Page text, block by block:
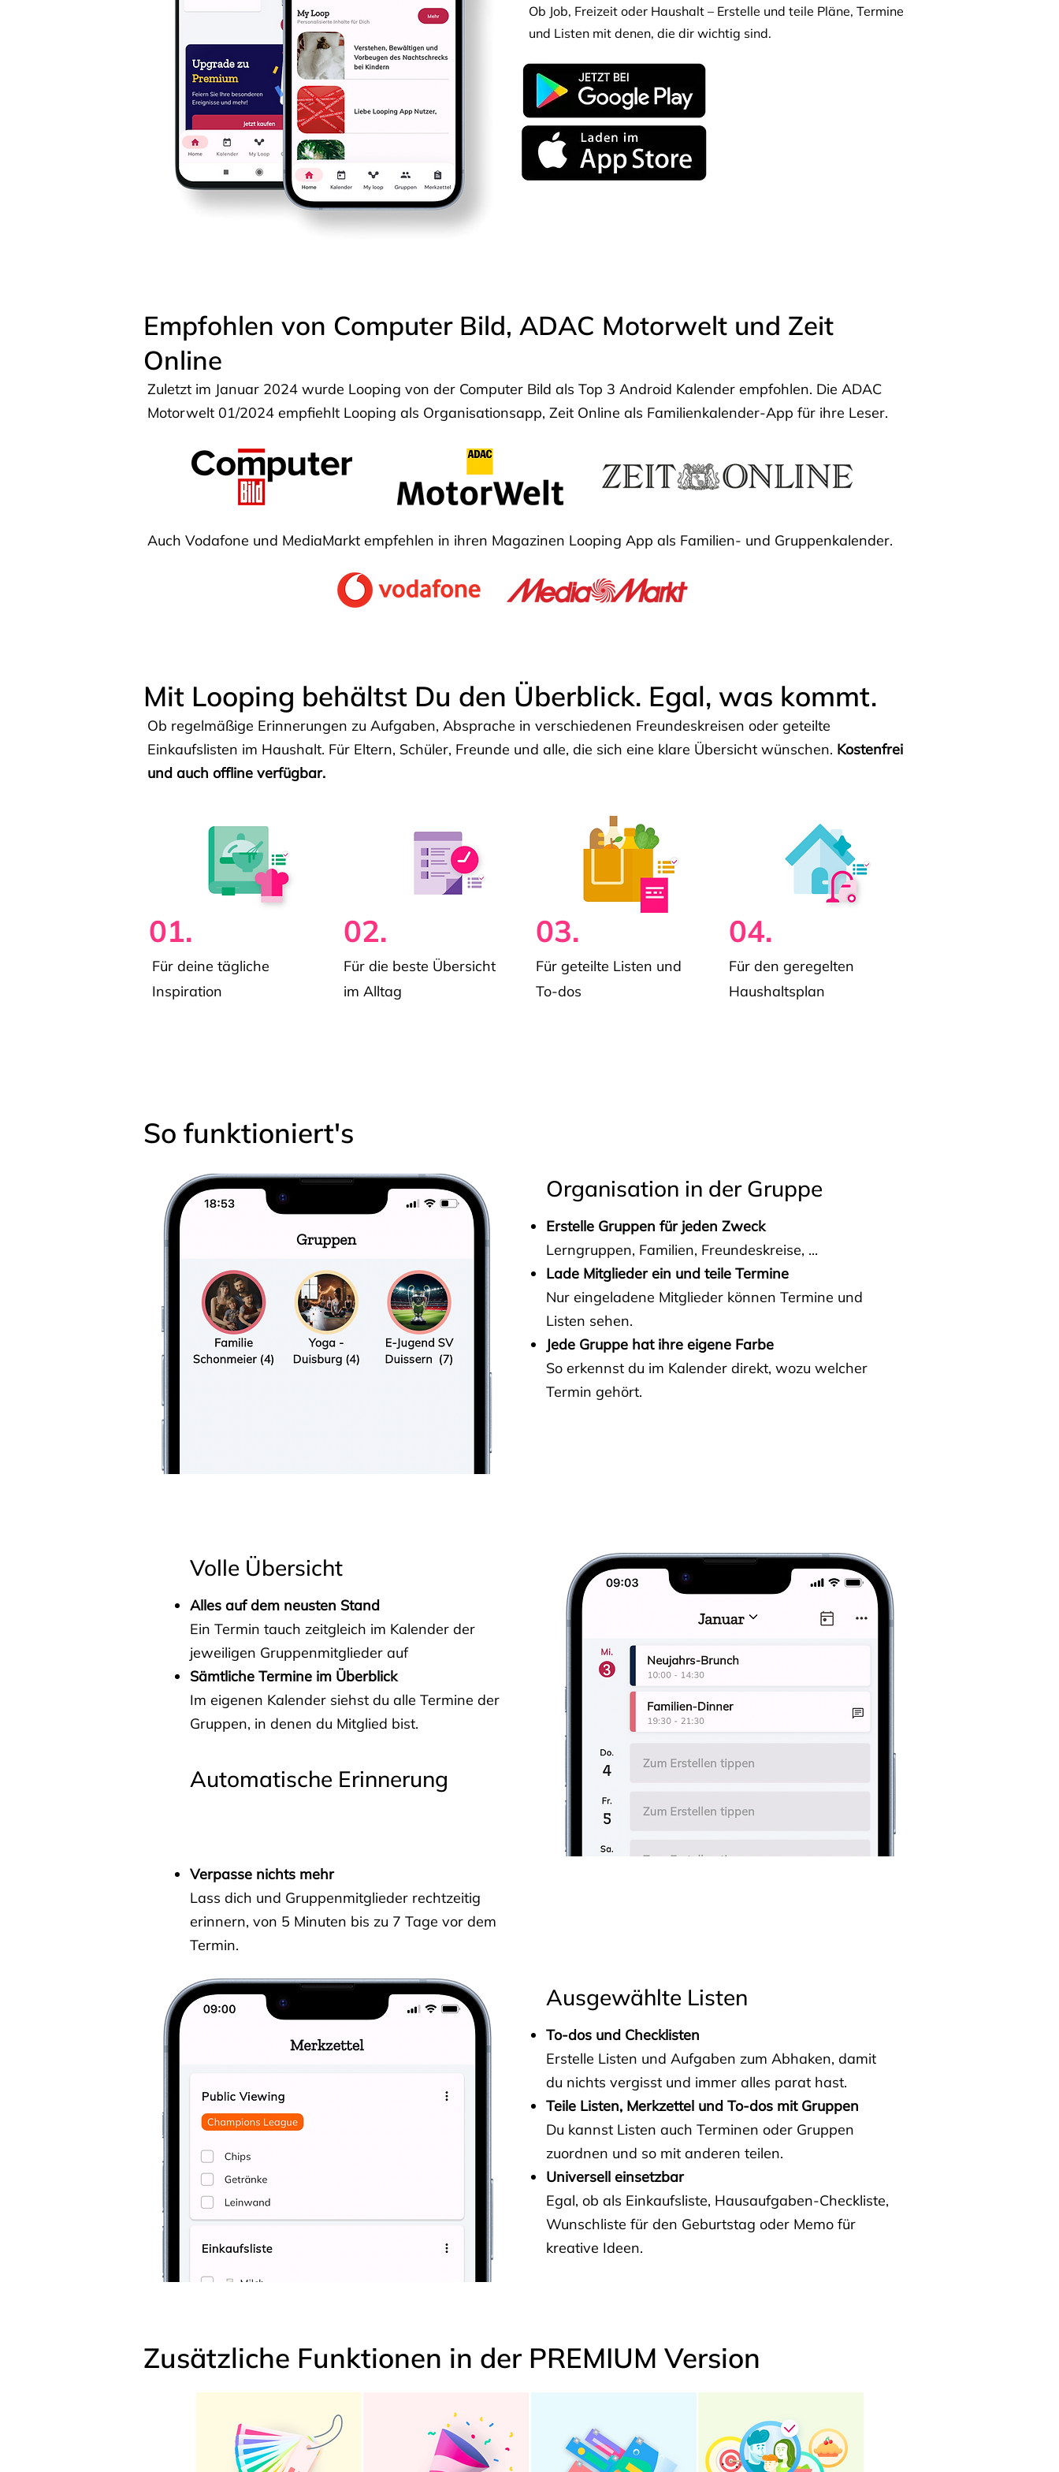
Ob Job, Freizeit oder Haushalt – Erstelle und teile Pläne, Termine
und Listen mit denen, die dir wichtig sind.
Empfohlen von Computer Bild, ADAC Motorwelt und Zeit
Online
Zuletzt im Januar 2024 wurde Looping von der Computer Bild als Top 3 Android Kalender empfohlen. Die ADAC
Motorwelt 01/2024 empfiehlt Looping als Organisationsapp, Zeit Online als Familienkalender-App für ihre Leser.
Auch Vodafone und MediaMarkt empfehlen in ihren Magazinen Looping App als Familien- und Gruppenkalender.
Mit Looping behältst Du den Überblick. Egal, was kommt.
Ob regelmäßige Erinnerungen zu Aufgaben, Absprache in verschiedenen Freundeskreisen oder geteilte
Einkaufslisten im Haushalt. Für Eltern, Schüler, Freunde und alle, die sich eine klare Übersicht wünschen. Kostenfrei
und auch offline verfügbar.
01.
Für deine tägliche
Inspiration
02.
Für die beste Übersicht
im Alltag
03.
Für geteilte Listen und
To-dos
04.
Für den geregelten
Haushaltsplan
So funktioniert's
Organisation in der Gruppe
Erstelle Gruppen für jeden Zweck
Lerngruppen, Familien, Freundeskreise, ...
Lade Mitglieder ein und teile Termine
Nur eingeladene Mitglieder können Termine und
Listen sehen.
Jede Gruppe hat ihre eigene Farbe
So erkennst du im Kalender direkt, wozu welcher
Termin gehört.
Volle Übersicht
Alles auf dem neusten Stand
Ein Termin tauch zeitgleich im Kalender der
jeweiligen Gruppenmitglieder auf
Sämtliche Termine im Überblick
Im eigenen Kalender siehst du alle Termine der
Gruppen, in denen du Mitglied bist.
Automatische Erinnerung
Verpasse nichts mehr
Lass dich und Gruppenmitglieder rechtzeitig
erinnern, von 5 Minuten bis zu 7 Tage vor dem
Termin.
Ausgewählte Listen
To-dos und Checklisten
Erstelle Listen und Aufgaben zum Abhaken, damit
du nichts vergisst und immer alles parat hast.
Teile Listen, Merkzettel und To-dos mit Gruppen
Du kannst Listen auch Terminen oder Gruppen
zuordnen und so mit anderen teilen.
Universell einsetzbar
Egal, ob als Einkaufsliste, Hausaufgaben-Checkliste,
Wunschliste für den Geburtstag oder Memo für
kreative Ideen.
Zusätzliche Funktionen in der PREMIUM Version